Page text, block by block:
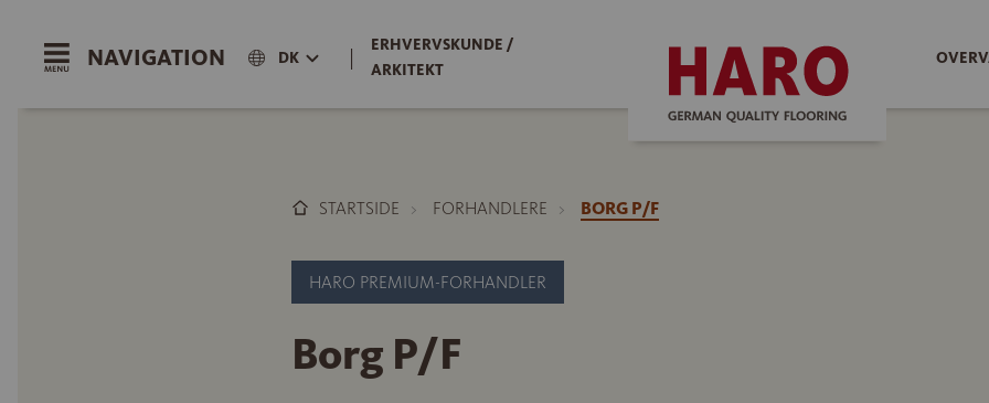
NAVIGATION DK |
ERHVERVSKUNDE /
ARKITEKT
STARTSIDE FORHANDLERE BORG P/F
HARO PREMIUM-FORHANDLER
Borg P/F